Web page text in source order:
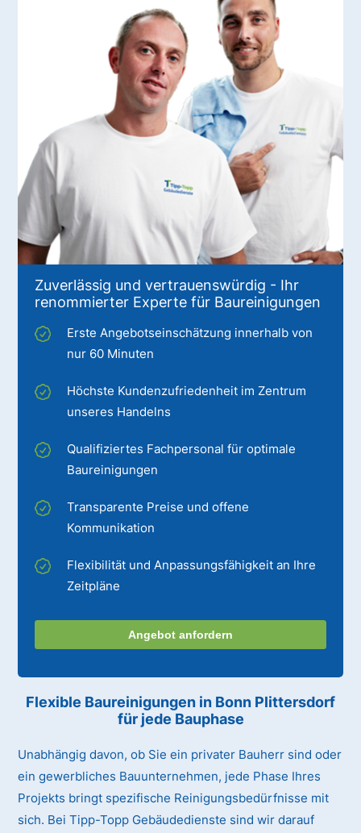
Zuverlässig und vertrauenswürdig - Ihr
renommierter Experte für Baureinigungen
Erste Angebotseinschätzung innerhalb von
nur 60 Minuten
Höchste Kundenzufriedenheit im Zentrum
unseres Handelns
Qualifiziertes Fachpersonal für optimale
Baureinigungen
Transparente Preise und offene
Kommunikation
Flexibilität und Anpassungsfähigkeit an Ihre
Zeitpläne
Angebot anfordern
Flexible Baureinigungen in Bonn Plittersdorf
für jede Bauphase
Unabhängig davon, ob Sie ein privater Bauherr sind oder
ein gewerbliches Bauunternehmen, jede Phase Ihres
Projekts bringt spezifische Reinigungsbedürfnisse mit
sich. Bei Tipp-Topp Gebäudedienste sind wir darauf